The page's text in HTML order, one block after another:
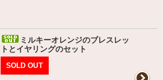
ミルキーオレンジのブレスレッ
トとイヤリングのセット
SOLD OUT